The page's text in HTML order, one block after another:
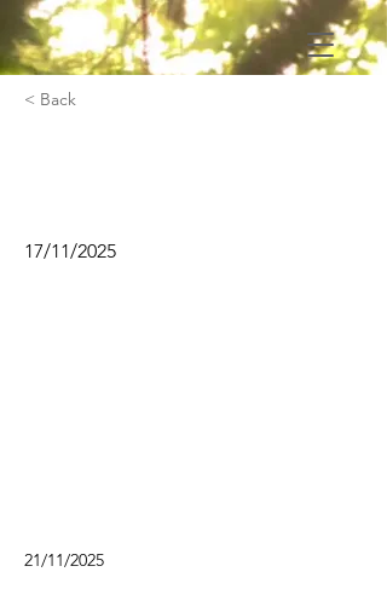
< Back
17/11/2025
21/11/2025